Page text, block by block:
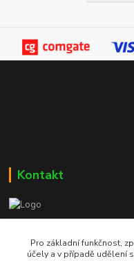
Kontakt
604 729 587
Pro základní funkčnost,
účely a v případě udělení